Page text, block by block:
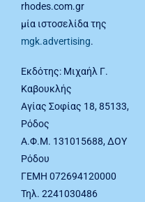
rhodes.com.gr
μία ιστοσελίδα της
mgk.advertising.
Εκδότης: Μιχαήλ Γ.
Καβουκλής
Αγίας Σοφίας 18, 85133,
Ρόδος
Α.Φ.Μ. 131015688, ΔΟΥ
Ρόδου
ΓΕΜΗ 072694120000
Τηλ. 2241030486